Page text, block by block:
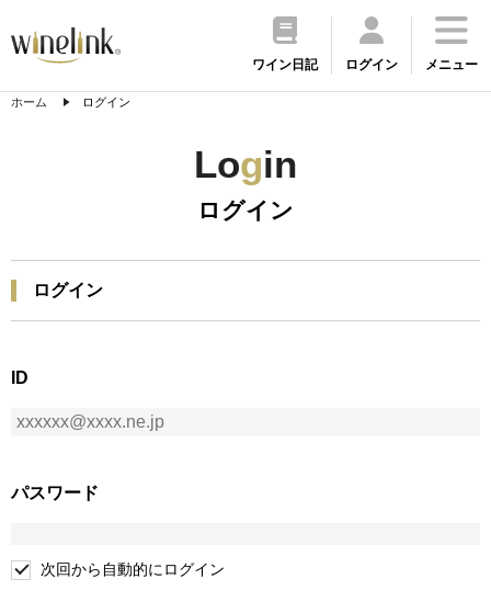
ワイン日記 ログイン メニュー
ホーム ログイン
Login
ログイン
ログイン
ID
パスワード
次回から自動的にログイン